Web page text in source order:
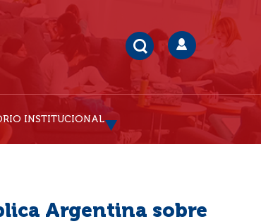
INSTITUCIONAL
Argentina sobre